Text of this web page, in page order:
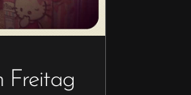
Freitag